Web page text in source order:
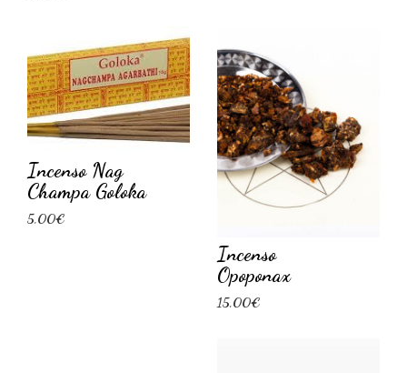
Incenso Nag
Champa Goloka
5,00€
Incenso
Opoponax
15,00€